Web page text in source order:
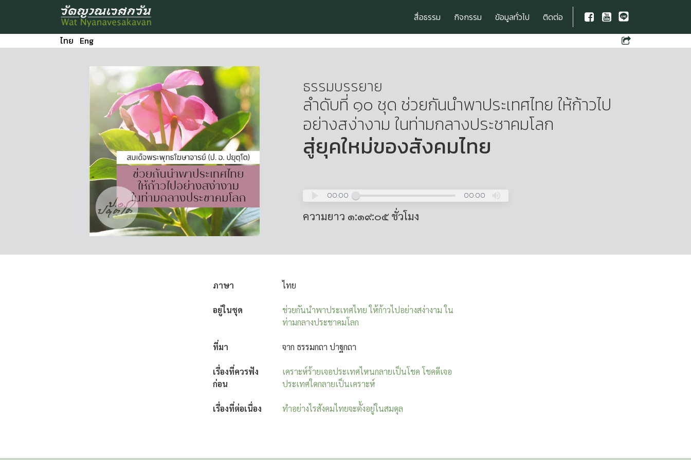
สื่อธรรม กิจกรรม ข้อมูลทั่วไป
ติดต่อ
ไทย Eng
ธรรมบรรยาย
ลำดับที่ ๑๐ ชุด ช่วยกันนำพาประเทศไทย ให้ก้าวไป
อย่างสง่างาม ในท่ามกลางประชาคมโลก
สู่ยุคใหม่ของสังคมไทย
00:00 00:00
Space
ความยาว ๑:๑๙:๐๕ ชั่วโมง
ภาษา ไทย
อยู่ในชุด
ช่วยกันนำพาประเทศไทย ให้ก้าวไปอย่างสง่างาม ใน
ท่ามกลางประชาคมโลก
ที่มา จาก ธรรมกถา ปาฐกถา
เรื่องที่ควรฟัง
ก่อน
เคราะห์ร้ายเจอประเทศไหนกลายเป็นโชค โชคดีเจอ
ประเทศใดกลายเป็นเคราะห์
เรื่องที่ต่อเนื่อง ทำอย่างไรสังคมไทยจะตั้งอยู่ในสมดุล